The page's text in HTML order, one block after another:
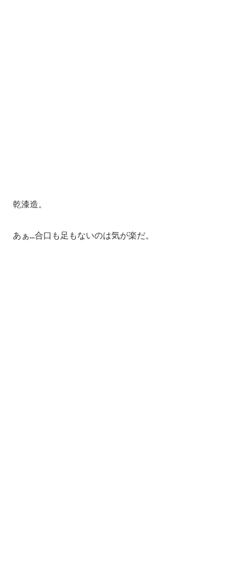
乾漆造。
あぁ…合口も足もないのは気が楽だ。